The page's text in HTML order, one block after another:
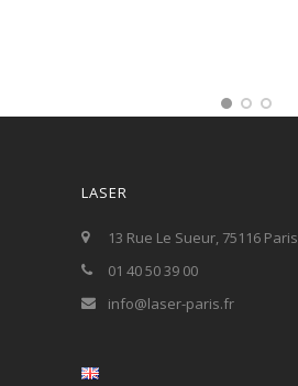
LASER
13 Rue Le Sueur, 75116 Paris
01 40 50 39 00
info@laser-paris.fr